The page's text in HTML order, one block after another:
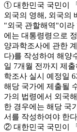
① 대한민국 국민이
외국의 영해, 외국의
"외국 관할해역"이라
에는 대통령령으로
양과학조사에 관한
다)를 작성하여 해양
일 7개월 전까지 제
학조사 실시 예정일
해당 국가에 제출될
가의 법령에서 외국
한 경우에는 해당 국
서를 작성하여야 한
② 대한민국 국민이